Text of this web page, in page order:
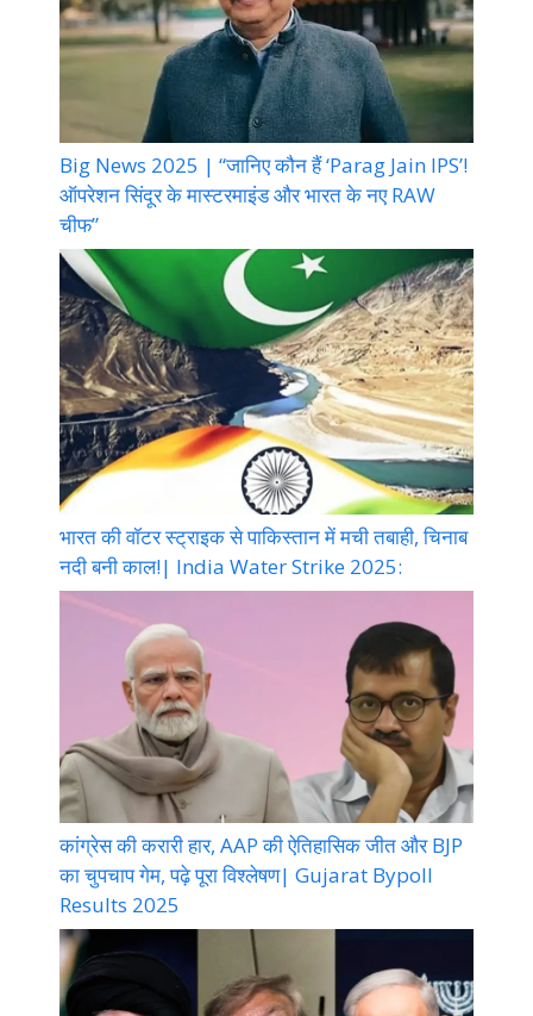
Big News 2025 | “जानिए कौन हैं ‘Parag Jain IPS’!
ऑपरेशन सिंदूर के मास्टरमाइंड और भारत के नए RAW
चीफ”
भारत की वॉटर स्ट्राइक से पाकिस्तान में मची तबाही, चिनाब
नदी बनी काल!| India Water Strike 2025:
कांग्रेस की करारी हार, AAP की ऐतिहासिक जीत और BJP
का चुपचाप गेम, पढ़े पूरा विश्लेषण| Gujarat Bypoll
Results 2025